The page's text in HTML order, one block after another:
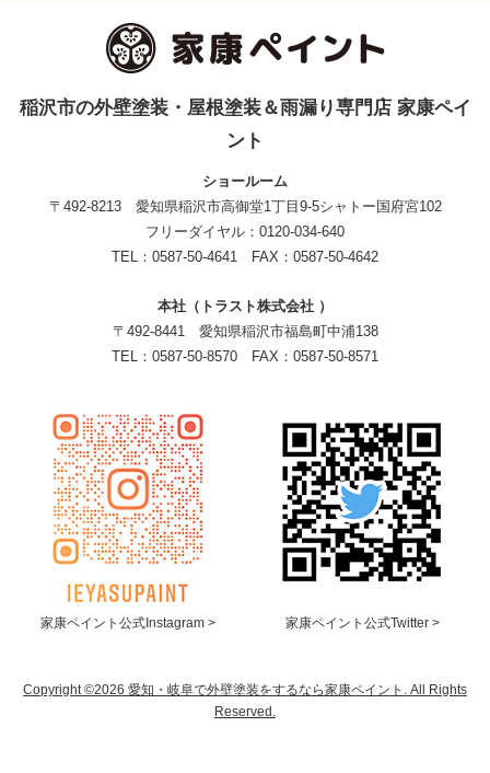
稲沢市の外壁塗装・屋根塗装＆雨漏り専門店 家康ペイ
ント
ショールーム
〒492-8213 愛知県稲沢市高御堂1丁目9-5シャトー国府宮102
フリーダイヤル：0120-034-640
TEL：0587-50-4641 FAX：0587-50-4642
本社（トラスト株式会社 ）
〒492-8441 愛知県稲沢市福島町中浦138
TEL：0587-50-8570 FAX：0587-50-8571
家康ペイント公式Instagram > 家康ペイント公式Twitter >
Copyright ©2026 愛知・岐阜で外壁塗装をするなら家康ペイント. All Rights
Reserved.